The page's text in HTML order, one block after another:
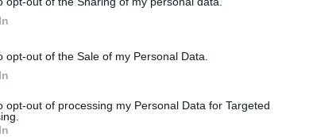
opt-out of the Sale of my Personal Data.
opt-out of processing my Personal Data for Targeted
την απαράδεκτη και καταδικαστέα
διεθνή ύδατα από τον ισραηλινό στρατό
των επιβατών του;